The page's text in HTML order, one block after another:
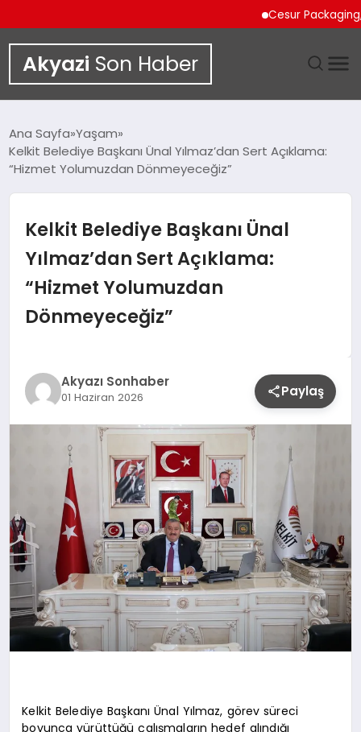
Cesur Packaging,
Akyazi Son Haber
SIYASET
SPOR
YAŞAM
Ana Sayfa Yaşam
Kelkit Belediye Başkanı Ünal Yılmaz’dan Sert Açıklama:
“Hizmet Yolumuzdan Dönmeyeceğiz”
Kelkit Belediye Başkanı Ünal
Yılmaz’dan Sert Açıklama:
“Hizmet Yolumuzdan
Dönmeyeceğiz”
Akyazı Sonhaber
01 Haziran 2026 Paylaş
Kelkit Belediye Başkanı Ünal Yılmaz, görev süreci
boyunca yürüttüğü çalışmaların hedef alındığı